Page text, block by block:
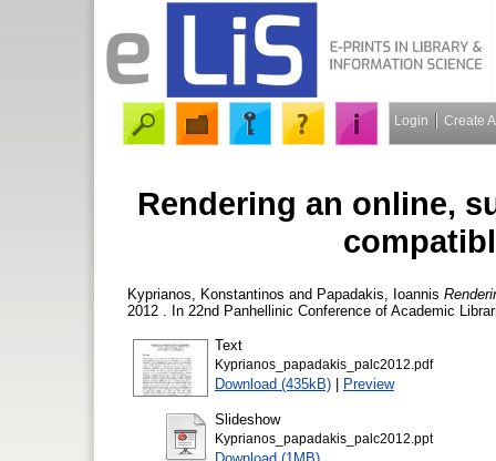
Login Create
Rendering an online,
Kyprianos, Konstantinos and Papadakis, Ioannis
2012 . In 22nd Panhellinic Conference of Academic
Text
Kyprianos_papadakis_palc2012.pdf
Download (435kB) | Preview
Slideshow
Kyprianos_papadakis_palc2012.ppt